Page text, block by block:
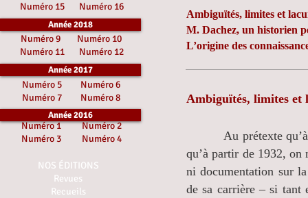
Ambiguïtés, limites et
M. Dachez, un historien
L’origine des
Ambiguïtés, limites et
Au prétexte qu’à
qu’à partir de 1932,
ni documentation sur
de sa carrière – si tant
Numéro 15 Numéro 16
Année 2018
Numéro 9 Numéro 10
Numéro 11 Numéro 12
Année 2017
Numéro 5 Numéro 6
Numéro 7 Numéro 8
Année 2016
Numéro 1Numéro 2
Numéro 3 Numéro 4
NOS ÉDITIONS
Revues
Recueils